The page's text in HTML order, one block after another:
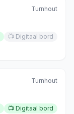
Turnhout
📺 Digitaal bord
Turnhout
📺 Digitaal bord